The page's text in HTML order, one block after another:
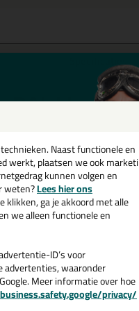
Specificaties
kleur in
Deze kit op kleur Seal-it
en veelzijdige kit welke
Bestel de Seal-it Silicon
in huis.
van dit product?Lees
Naast functionele en
werkt, plaatsen we ook
kunnen volgen en
weten?Lees hier ons
klikken, ga je akkoord met alle
we alleen functionele en
ID’s voor
advertenties, waaronder
Meer informatie over hoe
privacy/